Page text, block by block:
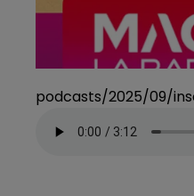
podcasts/2025/09/